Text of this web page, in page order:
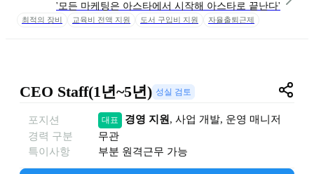
'모든 마케팅은 아스타에서 시작해 아스타로 끝난다' 제2
최적의 장비 교육비 전액 지원 도서 구입비 지원 자율출퇴근제
CEO Staff(1년~5년) 성실 검토
포지션 대표 경영 지원 , 사업 개발, 운영 매니저
경력 구분
무관
특이사항
부분 원격근무 가능